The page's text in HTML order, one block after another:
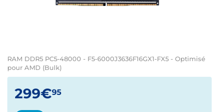
RAM DDR5 PC5-48000 - F5-6000J3636F16GX1-FX5 - Optimisé
pour AMD (Bulk)
299€95